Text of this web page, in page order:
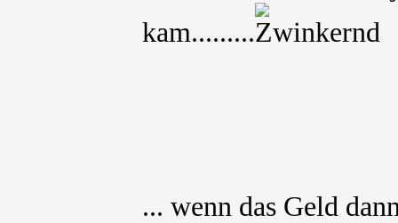
kam.........
... wenn das Geld